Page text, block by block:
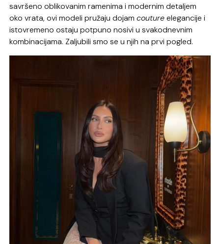
savršeno oblikovanim ramenima i modernim detaljem
oko vrata, ovi modeli pružaju dojamcoutureelegancije i
istovremeno ostaju potpuno nosivi u svakodnevnim
kombinacijama. Zaljubili smo se u njih na prvi pogled.